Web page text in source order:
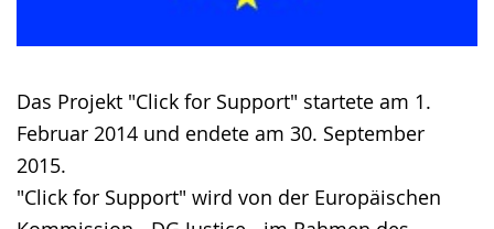
Das Projekt "Click for Support" startete am 1.
Februar 2014 und endete am 30. September
2015.
"Click for Support" wird von der Europäischen